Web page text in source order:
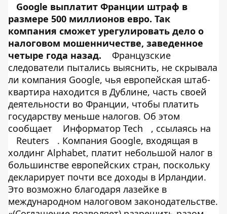
Google выплатит Франции штраф в
размере 500 миллионов евро. Так
компания сможет урегулировать дело о
налоговом мошенничестве, заведенное
четыре года назад.
Французские
следователи пытались выяснить, не скрывала
ли компания Google, чья европейская штаб-
квартира находится в Дублине, часть своей
деятельности во Франции, чтобы платить
государству меньше налогов. Об этом
сообщает
Информатор Tech
, ссылаясь на
Reuters
. Компания Google, входящая в
холдинг Alphabet, платит небольшой налог в
большинстве европейских стран, поскольку
декларирует почти все доходы в Ирландии.
Это возможно благодаря лазейке в
международном налоговом законодательстве.